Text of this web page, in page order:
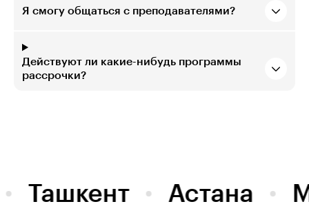
Я смогу общаться с преподавателями?
Действуют ли какие-нибудь программы
рассрочки?
Ташкент Астана